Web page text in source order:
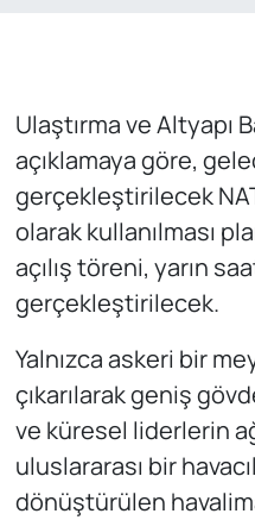
Ulaştırma ve Altyapı
açıklamaya göre,
gerçekleştirilecek
olarak kullanılması
açılış töreni, yarın
gerçekleştirilecek.
Yalnızca askeri bir
çıkarılarak geniş
ve küresel liderlerin
uluslararası bir
dönüştürülen